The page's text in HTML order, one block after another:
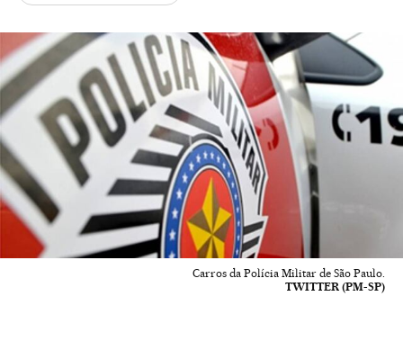
Carros da Polícia Militar de São Paulo.
TWITTER (PM-SP)